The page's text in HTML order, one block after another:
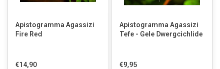
Apistogramma Agassizi
Fire Red
€14,90
Apistogramma Agassizi
Tefe - Gele Dwergcichlide
€9,95